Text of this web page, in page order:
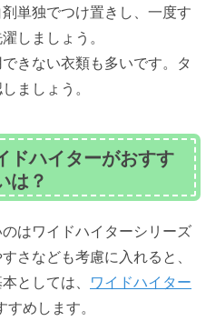
単独でつけ置きし、一度す
しましょう。
きない衣類も多いです。タ
ましょう。
ドハイターがおすす
は？
はワイドハイターシリーズ
さなども考慮に入れると、
としては、
ワイドハイター
すめします。